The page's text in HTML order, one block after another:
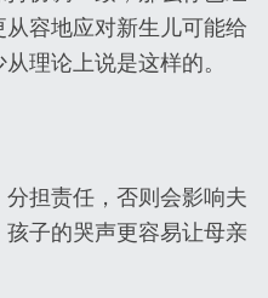
容地应对新生儿可能给
理论上说是这样的。
担责任，否则会影响夫
子的哭声更容易让母亲